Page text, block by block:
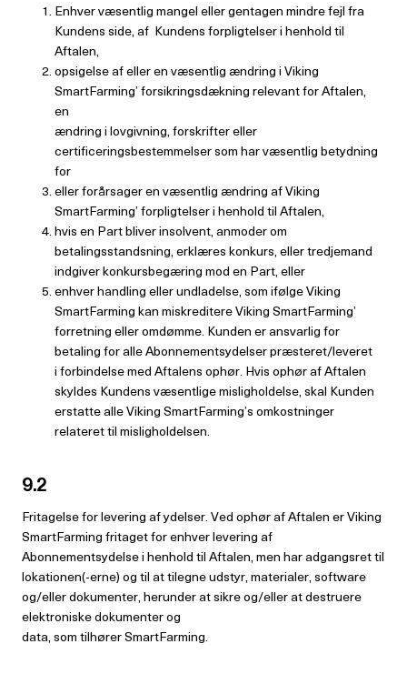
Enhver væsentlig mangel eller gentagen mindre fejl fra
Kundens side, af Kundens forpligtelser i henhold til
Aftalen,
opsigelse af eller en væsentlig ændring i Viking
SmartFarming’ forsikringsdækning relevant for Aftalen,
en
ændring i lovgivning, forskrifter eller
certificeringsbestemmelser som har væsentlig betydning
for
eller forårsager en væsentlig ændring af Viking
SmartFarming’ forpligtelser i henhold til Aftalen,
hvis en Part bliver insolvent, anmoder om
betalingsstandsning, erklæres konkurs, eller tredjemand
indgiver konkursbegæring mod en Part, eller
enhver handling eller undladelse, som ifølge Viking
SmartFarming kan miskreditere Viking SmartFarming’
forretning eller omdømme. Kunden er ansvarlig for
betaling for alle Abonnementsydelser præsteret/leveret
i forbindelse med Aftalens ophør. Hvis ophør af Aftalen
skyldes Kundens væsentlige misligholdelse, skal Kunden
erstatte alle Viking SmartFarming’s omkostninger
relateret til misligholdelsen.
9.2
Fritagelse for levering af ydelser. Ved ophør af Aftalen er Viking
SmartFarming fritaget for enhver levering af
Abonnementsydelse i henhold til Aftalen, men har adgangsret til
lokationen(-erne) og til at tilegne udstyr, materialer, software
og/eller dokumenter, herunder at sikre og/eller at destruere
elektroniske dokumenter og
data, som tilhører SmartFarming.